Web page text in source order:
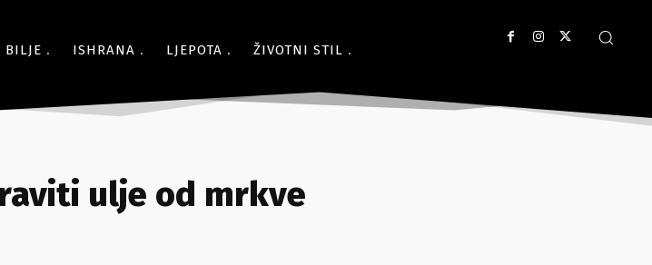
BILJE ISHRANA LJEPOTA ŽIVOTNI STIL
ulje od mrkve